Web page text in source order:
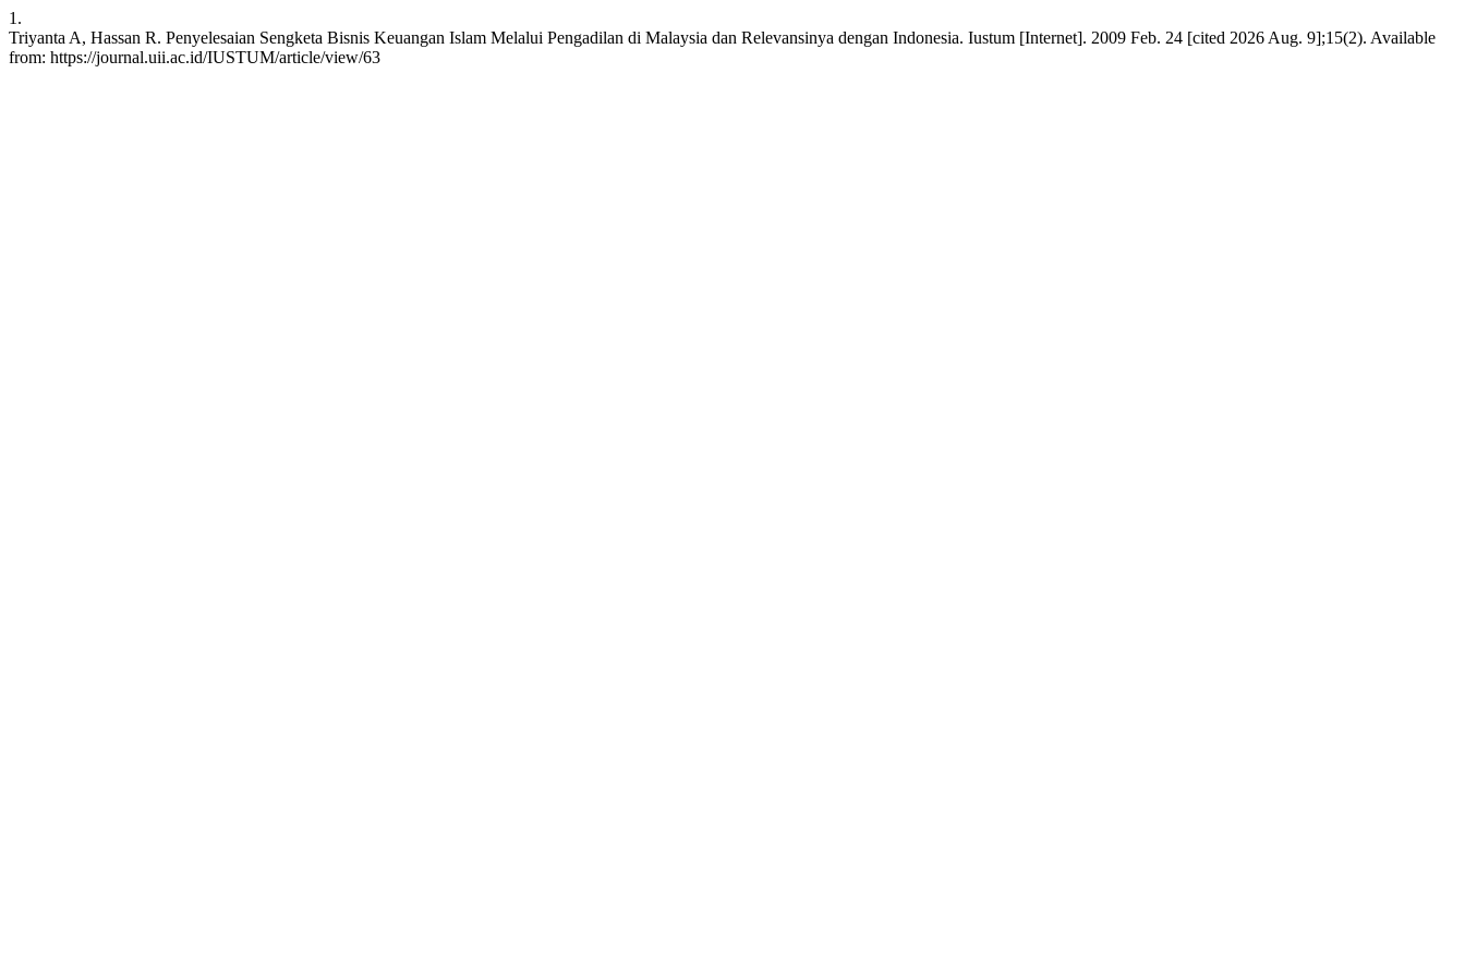
1.
Triyanta A, Hassan R. Penyelesaian Sengketa Bisnis Keuangan Islam Melalui Pengadilan di Malaysia dan Relevansinya dengan Indonesia. Iustum [Internet]. 2009 Feb. 24 [cited 2026 Aug. 9];15(2). Available
from: https://journal.uii.ac.id/IUSTUM/article/view/63